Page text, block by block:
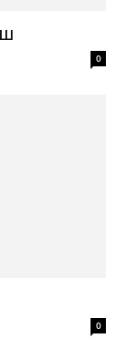
0
0